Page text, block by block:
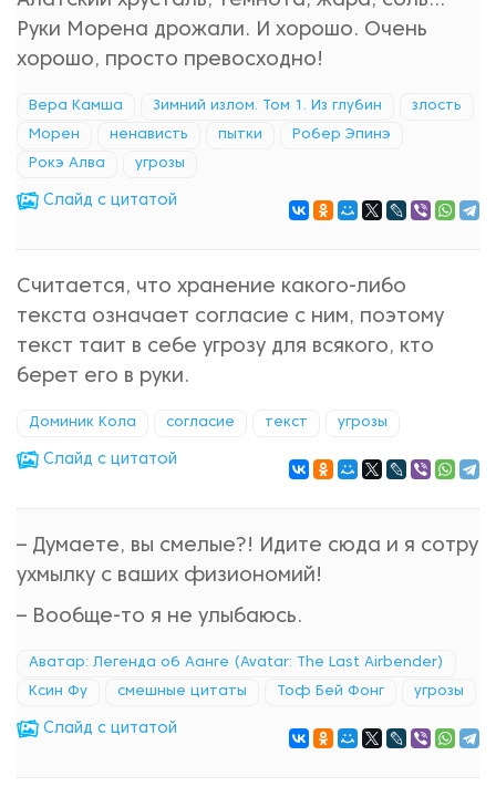
Руки Морена дрожали. И хорошо. Очень
хорошо, просто превосходно!
Вера Камша Зимний излом. Том 1. Из глубин злость
Морен ненависть пытки Робер Эпинэ
Рокэ Алва угрозы
Cлайд с цитатой
Считается, что хранение какого-либо
текста означает согласие с ним, поэтому
текст таит в себе угрозу для всякого, кто
берет его в руки.
Доминик Кола согласие текст угрозы
Cлайд с цитатой
– Думаете, вы смелые?! Идите сюда и я сотру
ухмылку с ваших физиономий!
– Вообще-то я не улыбаюсь.
Аватар: Легенда об Аанге (Avatar: The Last Airbender)
Ксин Фу смешные цитаты Тоф Бей Фонг угрозы
Cлайд с цитатой